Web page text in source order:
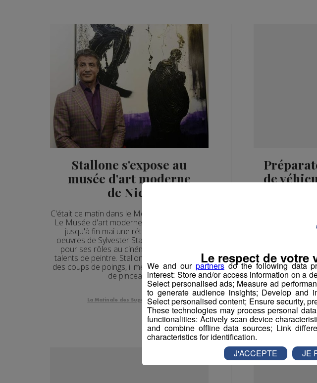
Stallone s'expose au
musée d'art moderne
de Nice
C'était ce matin dans le Mont Blanc Morning:
Le Musée d'art moderne de Nice accueille
jusqu'à fin mai une rétrospective des
oeuvres de Sylvester Stallone, plus connu
pour ses rôles au cinéma que pour ses
talents de peintre. Stallone ne met pas que
des coups de poings, il met aussi des coups
de pinceau !
La Matinale des Super Lève-Tôt
de
Sallanches /
MARTIN /
Vous serez
remise aux
mécanique
Poste à
motivation:
We and our partnersdo the following data
interest: Store and/or access information on a
Select personalised ads; Measure ad
to generate audience insights; Develop and
Select personalised content; Ensure security,
These technologies may process personal
functionalities: Actively scan device
and combine offline data sources; Link
characteristics for identification.
Le respect de votre
J'ACCEPTE JE